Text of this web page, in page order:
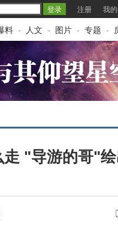
注册 我
料 - 人文 - 图片 - 专题 -
"导游的哥"